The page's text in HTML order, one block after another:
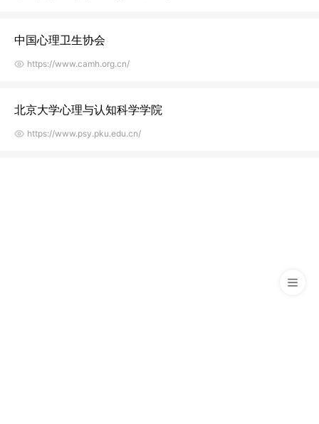
中国心理卫生协会
https://www.camh.org.cn/
北京大学心理与认知科学学院
https://www.psy.pku.edu.cn/